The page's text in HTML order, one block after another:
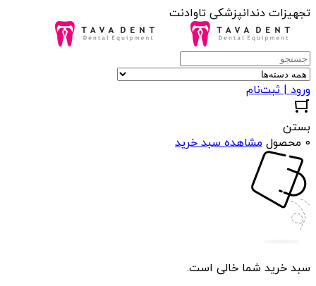
تجهیزات دندانپزشکی تاوادنت
ورود | ثبت‌نام
بستن
0 محصول
مشاهده سبد خرید
سبد خرید شما خالی است.